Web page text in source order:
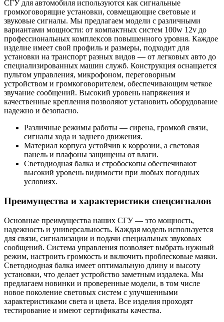
СГУ для автомобиля используются как сигнальные
громкоговорящие установки, совмещающие световые и
звуковые сигналы. Мы предлагаем модели с различными
вариантами мощности: от компактных систем 100w 12v до
профессиональных комплексов повышенного уровня. Каждое
изделие имеет свой профиль и размеры, подходит для
установки на транспорт разных видов — от легковых авто до
специализированных машин служб. Конструкция оснащается
пультом управления, микрофоном, переговорным
устройством и громкоговорителем, обеспечивающим четкое
звучание сообщений. Высокий уровень напряжения и
качественные крепления позволяют установить оборудование
надежно и безопасно.
Различные режимы работы — сирена, громкой связи,
сигналы хода и заднего движения.
Материал корпуса устойчив к коррозии, а световая
панель и плафоны защищены от влаги.
Светодиодная балка и стробоскопы обеспечивают
высокий уровень видимости при любых погодных
условиях.
Преимущества и характеристики спецсигналов
Основные преимущества наших СГУ — это мощность,
надежность и универсальность. Каждая модель используется
для связи, сигнализации и подачи специальных звуковых
сообщений. Система управления позволяет выбрать нужный
режим, настроить громкость и включить проблесковые маяки.
Светодиодная балка имеет оптимальную длину и высоту
установки, что делает устройство заметным издалека. Мы
предлагаем новинки и проверенные модели, в том числе
новое поколение световых систем с улучшенными
характеристиками света и цвета. Все изделия проходят
тестирование и имеют сертификаты качества.